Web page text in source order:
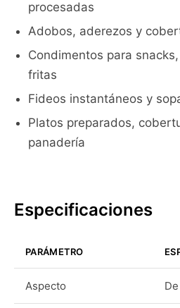
procesadas
Adobos, aderezos y
Condimentos para
fritas
Fideos instantáneos y
Platos preparados,
panadería
Especificaciones
PARÁMETRO
Aspecto